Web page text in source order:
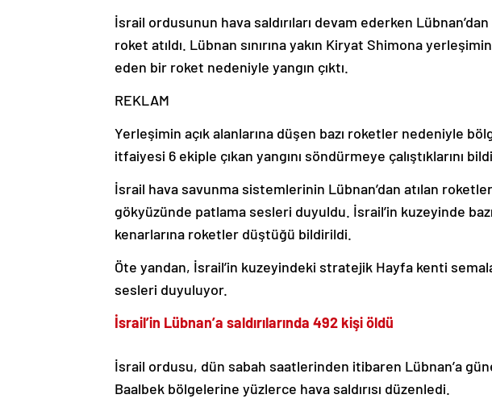
İsrail ordusunun hava saldırıları devam ederken Lübnan’dan
roket atıldı. Lübnan sınırına yakın Kiryat Shimona
eden bir roket nedeniyle yangın çıktı.
REKLAM
Yerleşimin açık alanlarına düşen bazı roketler nedeniyle
itfaiyesi 6 ekiple çıkan yangını söndürmeye çalıştıklarını
İsrail hava savunma sistemlerinin Lübnan’dan atılan
gökyüzünde patlama sesleri duyuldu. İsrail’in kuzeyinde
kenarlarına roketler düştüğü bildirildi.
Öte yandan, İsrail’in kuzeyindeki stratejik Hayfa kenti
sesleri duyuluyor.
İsrail’in Lübnan’a saldırılarında 492 kişi öldü
İsrail ordusu, dün sabah saatlerinden itibaren Lübnan’a
Baalbek bölgelerine yüzlerce hava saldırısı düzenledi.